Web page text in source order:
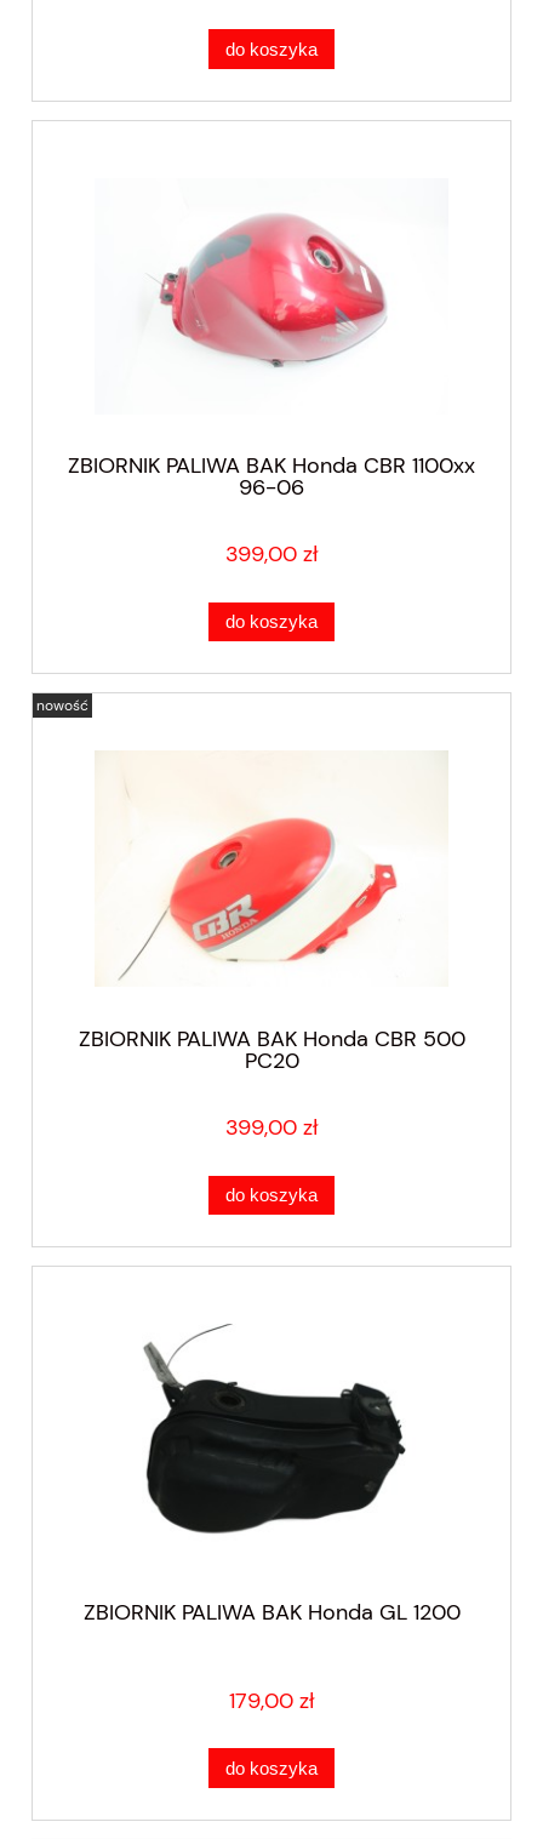
do koszyka
ZBIORNIK PALIWA BAK Honda CBR 1100xx
96-06
399,00 zł
do koszyka
ZBIORNIK PALIWA BAK Honda CBR 500
PC20
399,00 zł
do koszyka
nowość
ZBIORNIK PALIWA BAK Honda GL 1200
179,00 zł
do koszyka